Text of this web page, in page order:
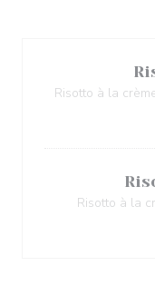
Risotto à la
Risotto à la